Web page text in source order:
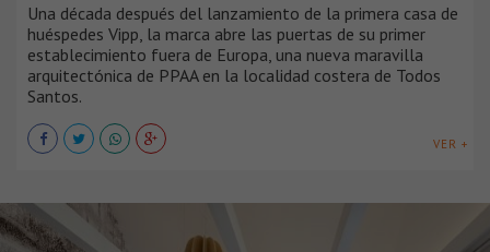
Una década después del lanzamiento de la primera casa de
huéspedes Vipp, la marca abre las puertas de su primer
establecimiento fuera de Europa, una nueva maravilla
arquitectónica de PPAA en la localidad costera de Todos
Santos.
VER +